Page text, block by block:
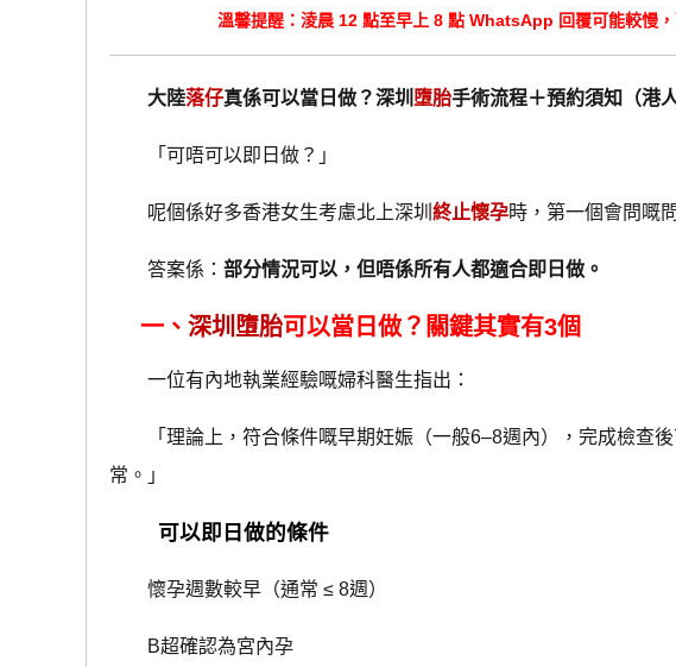
溫馨提醒：淩晨 12 點至早上 8 點 WhatsApp 回覆可能較慢
大陸落仔真係可以當日做？深圳 墮胎手術流程＋預約須知（港
「可唔可以即日做？」
呢個係好多香港女生考慮北上深圳終止懷孕時，第一個會問嘅
答案係：部分情況可以，但唔係所有人都適合即日做。
一、深圳墮胎可以當日做？關鍵其實有3個
一位有內地執業經驗嘅婦科醫生指出：
「理論上，符合條件嘅早期妊娠（一般6–8週內），完成檢查後
常。」
可以即日做的條件
懷孕週數較早（通常 ≤ 8週）
B超確認為宮內孕